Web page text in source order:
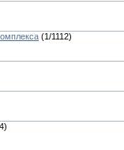
(1/1112)
)